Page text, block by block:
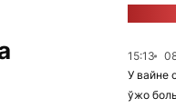
15:13
У вайне
ўжо